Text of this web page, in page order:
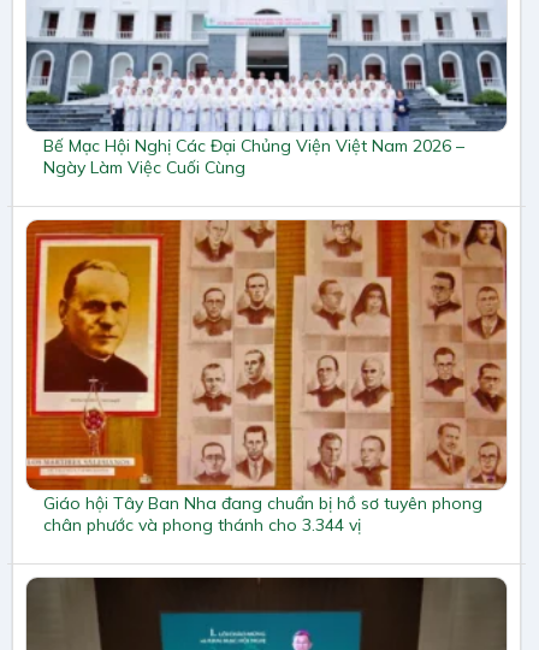
Bế Mạc Hội Nghị Các Đại Chủng Viện Việt Nam 2026 –
Ngày Làm Việc Cuối Cùng
Giáo hội Tây Ban Nha đang chuẩn bị hồ sơ tuyên phong
chân phước và phong thánh cho 3.344 vị